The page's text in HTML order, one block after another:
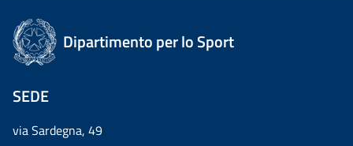
Dipartimento per lo Sport
SEDE
via Sardegna, 49